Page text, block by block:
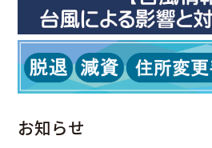
お知らせ